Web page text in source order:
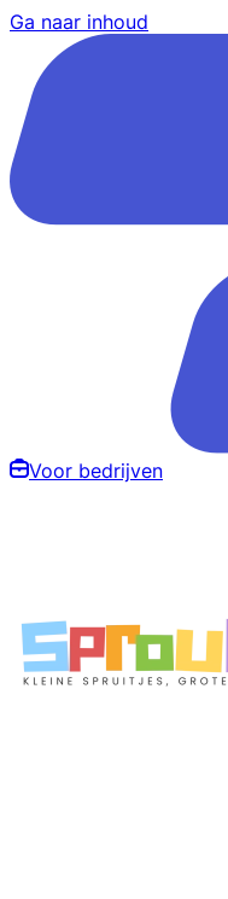
Ga naar inhoud
Voor bedrijven